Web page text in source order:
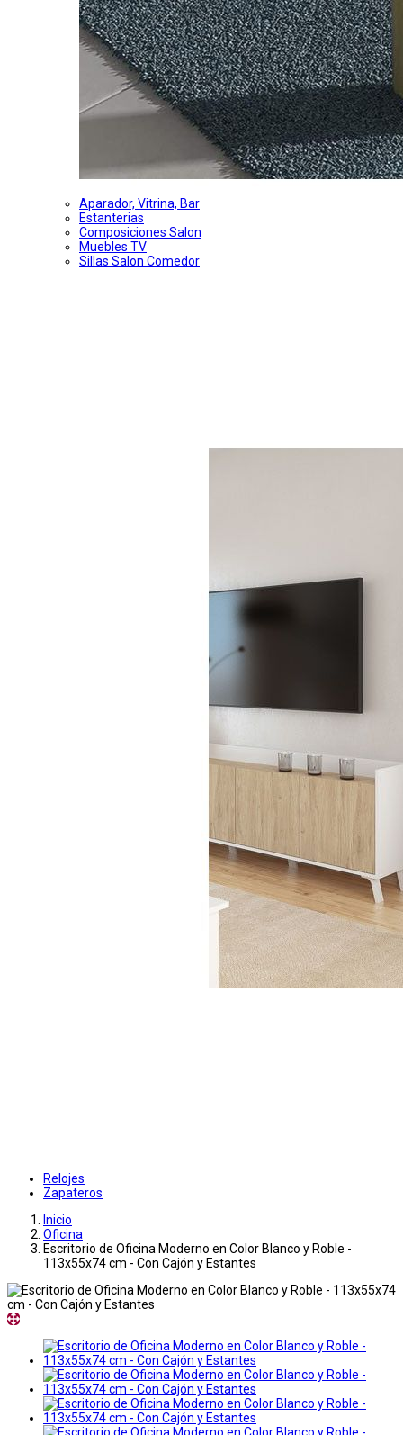
Aparador, Vitrina, Bar
Estanterias
Composiciones Salon
Muebles TV
Sillas Salon Comedor
Relojes
Zapateros
Inicio
Oficina
Escritorio de Oficina Moderno en Color Blanco y Roble -
113x55x74 cm - Con Cajón y Estantes